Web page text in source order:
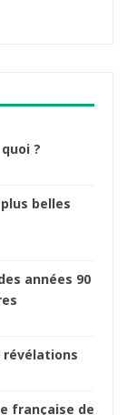
?
belles
années 90
révélations
française de